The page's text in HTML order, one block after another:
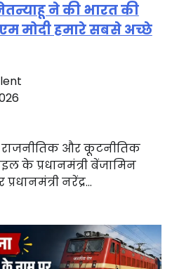
ने की भारत की
मोदी हमारे सबसे अच्छे
और कूटनीतिक
के प्रधानमंत्री बेंजामिन
नरेंद्र…